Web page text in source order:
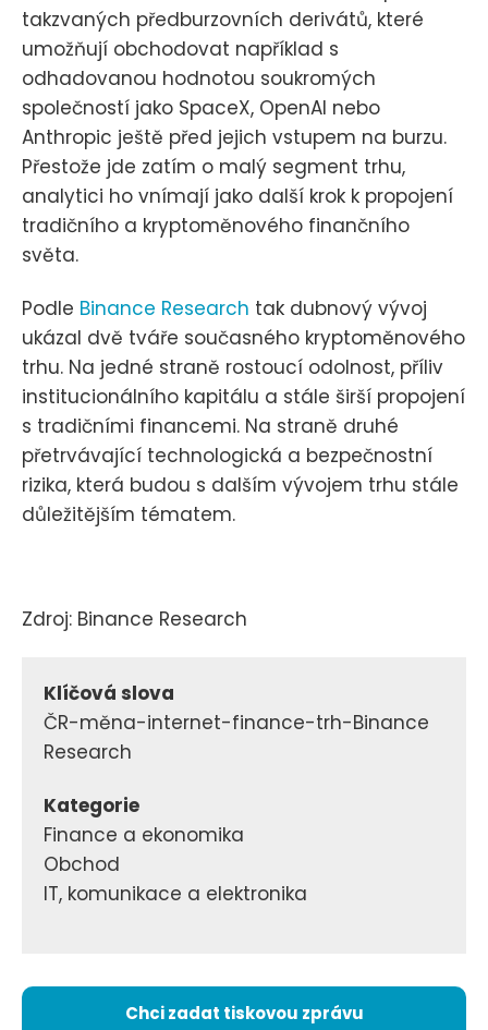
takzvaných předburzovních derivátů, které
umožňují obchodovat například s
odhadovanou hodnotou soukromých
společností jako SpaceX, OpenAI nebo
Anthropic ještě před jejich vstupem na burzu.
Přestože jde zatím o malý segment trhu,
analytici ho vnímají jako další krok k propojení
tradičního a kryptoměnového finančního
světa.
Podle Binance Research tak dubnový vývoj
ukázal dvě tváře současného kryptoměnového
trhu. Na jedné straně rostoucí odolnost, příliv
institucionálního kapitálu a stále širší propojení
s tradičními financemi. Na straně druhé
přetrvávající technologická a bezpečnostní
rizika, která budou s dalším vývojem trhu stále
důležitějším tématem.
Zdroj: Binance Research
Klíčová slova
ČR-měna-internet-finance-trh-Binance
Research
Kategorie
Finance a ekonomika
Obchod
IT, komunikace a elektronika
Chci zadat tiskovou zprávu